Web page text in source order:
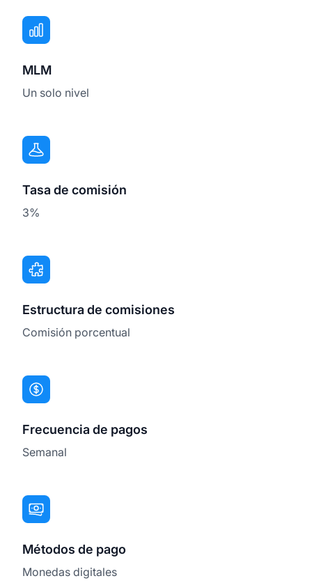
MLM
Un solo nivel
Tasa de comisión
3%
Estructura de comisiones
Comisión porcentual
Frecuencia de pagos
Semanal
Métodos de pago
Monedas digitales